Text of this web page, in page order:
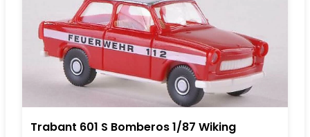
Trabant 601 S Bomberos 1/87 Wiking